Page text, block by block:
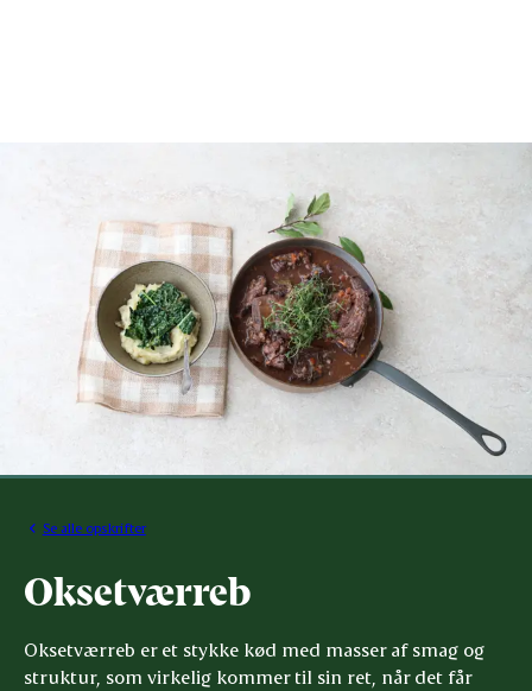
Se alle opskrifter
Oksetværreb
Oksetværreb er et stykke kød med masser af smag og
struktur, som virkelig kommer til sin ret, når det får